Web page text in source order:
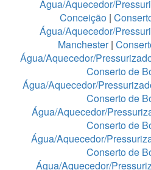
Água/Aquecedor/
Conceição|
Água/Aquecedor/
Manchester|
Água/Aquecedor/
Conserto de
Água/Aquecedor/
Conserto de
Água/Aquecedor/
Conserto de
Água/Aquecedor/
Conserto de
Água/Aquecedor/